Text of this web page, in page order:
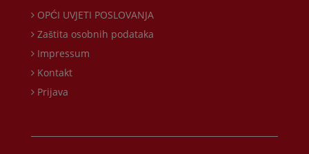
OPĆI UVJETI POSLOVANJA
Zaštita osobnih podataka
Impressum
Kontakt
Prijava